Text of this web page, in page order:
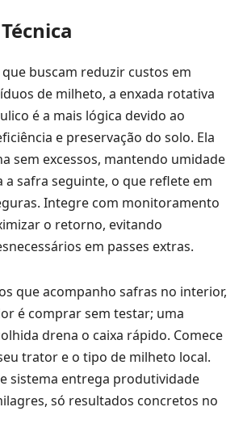
buscam reduzir custos em
de milheto, a enxada rotativa
é a mais lógica devido ao
e preservação do solo. Ela
sem excessos, mantendo umidade
a safra seguinte, o que reflete em
Integre com monitoramento
o retorno, evitando
em passes extras.
que acompanho safras no interior,
é comprar sem testar; uma
drena o caixa rápido. Comece
trator e o tipo de milheto local.
sistema entrega produtividade
só resultados concretos no